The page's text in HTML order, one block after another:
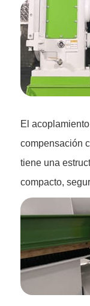
El
compensación
tiene una
compacto,